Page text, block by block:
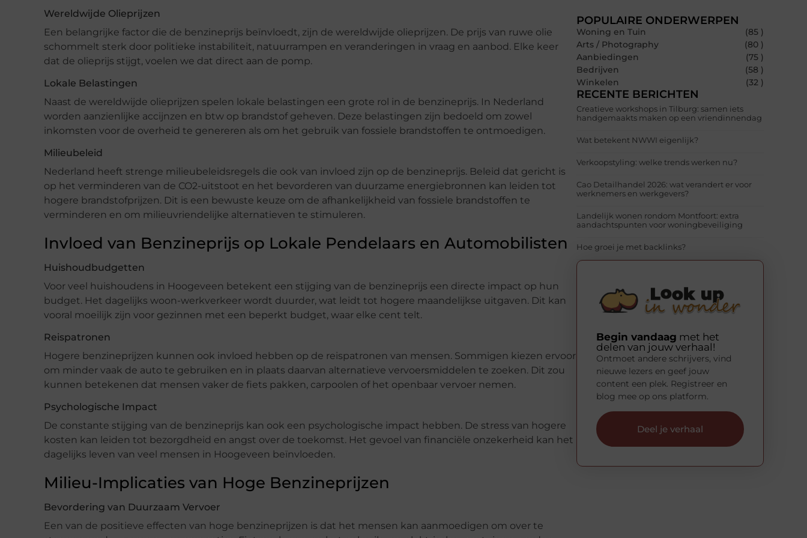
Wereldwijde Olieprijzen
Een belangrijke factor die de benzineprijs beïnvloedt, zijn de wereldwijde olieprijzen. De prijs van ruwe olie
schommelt sterk door politieke instabiliteit, natuurrampen en veranderingen in vraag en aanbod. Elke keer
dat de olieprijs stijgt, voelen we dat direct aan de pomp.
Lokale Belastingen
Naast de wereldwijde olieprijzen spelen lokale belastingen een grote rol in de benzineprijs. In Nederland
worden aanzienlijke accijnzen en btw op brandstof geheven. Deze belastingen zijn bedoeld om zowel
inkomsten voor de overheid te genereren als om het gebruik van fossiele brandstoffen te ontmoedigen.
Milieubeleid
Nederland heeft strenge milieubeleidsregels die ook van invloed zijn op de benzineprijs. Beleid dat gericht is
op het verminderen van de CO2-uitstoot en het bevorderen van duurzame energiebronnen kan leiden tot
hogere brandstofprijzen. Dit is een bewuste keuze om de afhankelijkheid van fossiele brandstoffen te
verminderen en om milieuvriendelijke alternatieven te stimuleren.
Invloed van Benzineprijs op Lokale Pendelaars en Automobilisten
Huishoudbudgetten
Voor veel huishoudens in Hoogeveen betekent een stijging van de benzineprijs een directe impact op hun
budget. Het dagelijks woon-werkverkeer wordt duurder, wat leidt tot hogere maandelijkse uitgaven. Dit kan
vooral moeilijk zijn voor gezinnen met een beperkt budget, waar elke cent telt.
Reispatronen
Hogere benzineprijzen kunnen ook invloed hebben op de reispatronen van mensen. Sommigen kiezen ervoor
om minder vaak de auto te gebruiken en in plaats daarvan alternatieve vervoersmiddelen te zoeken. Dit zou
kunnen betekenen dat mensen vaker de fiets pakken, carpoolen of het openbaar vervoer nemen.
Psychologische Impact
De constante stijging van de benzineprijs kan ook een psychologische impact hebben. De stress van hogere
kosten kan leiden tot bezorgdheid en angst over de toekomst. Het gevoel van financiële onzekerheid kan het
dagelijks leven van veel mensen in Hoogeveen beïnvloeden.
Milieu-Implicaties van Hoge Benzineprijzen
Bevordering van Duurzaam Vervoer
Een van de positieve effecten van hoge benzineprijzen is dat het mensen kan aanmoedigen om over te
POPULAIRE ONDERWERPEN
Woning en Tuin
(85 )
Arts / Photography
(80 )
Aanbiedingen
(75 )
Bedrijven
(58 )
Winkelen
(32 )
RECENTE BERICHTEN
Creatieve workshops in Tilburg: samen iets
handgemaakts maken op een vriendinnendag
Wat betekent NWWI eigenlijk?
Verkoopstyling: welke trends werken nu?
Cao Detailhandel 2026: wat verandert er voor
werknemers en werkgevers?
Landelijk wonen rondom Montfoort: extra
aandachtspunten voor woningbeveiliging
Hoe groei je met backlinks?
Begin vandaag met het
delen van jouw verhaal!
Ontmoet andere schrijvers, vind
nieuwe lezers en geef jouw
content een plek. Registreer en
blog mee op ons platform.
Deel je verhaal